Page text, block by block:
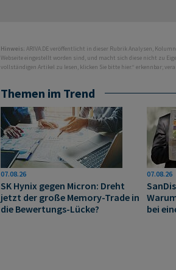
Hinweis: ARIVA.DE veröffentlicht in dieser Rubrik Analysen,
Webseite eingestellt worden sind, und macht sich diese nicht zu
vollständigen Artikel zu lesen, klicken Sie bitte hier.“ erkennbar;
Themen im Trend
07.08.26
SK Hynix gegen Micron: Dreht
jetzt der große Memory‑Trade in
die Bewertungs-Lücke?
07.08.26
bei